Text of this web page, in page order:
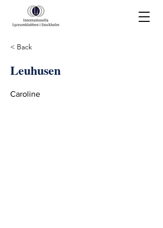
< Back
Leuhusen
Caroline